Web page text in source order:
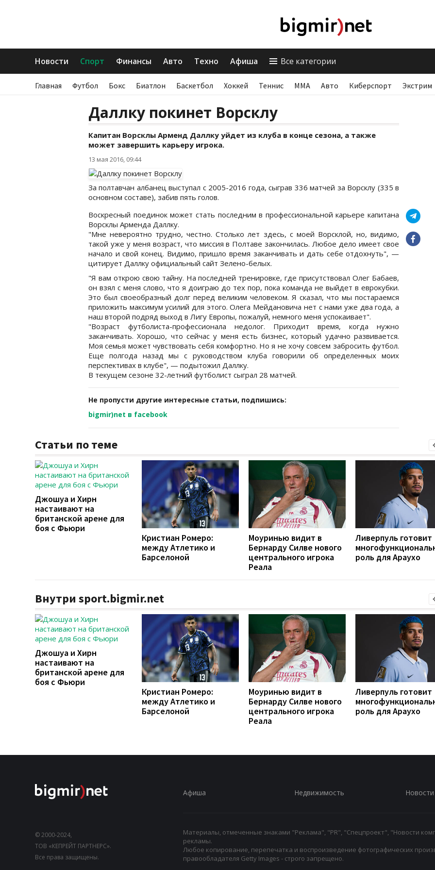
Новости Спорт Финансы Авто Техно Афиша Все категории
Главная Футбол Бокс Биатлон Баскетбол Хоккей Теннис ММА Авто Киберспорт Экстрим
Даллку покинет Ворсклу
Капитан Ворсклы Арменд Даллку уйдет из клуба в конце сезона, а также
может завершить карьеру игрока.
13 мая 2016, 09:44
За полтавчан албанец выступал с 2005-2016 года, сыграв 336 матчей за Ворсклу (335 в
основном составе), забив пять голов.
Воскресный поединок может стать последним в профессиональной карьере капитана
Ворсклы Арменда Даллку.
"Мне невероятно трудно, честно. Столько лет здесь, с моей Ворсклой, но, видимо,
такой уже у меня возраст, что миссия в Полтаве закончилась. Любое дело имеет свое
начало и свой конец. Видимо, пришло время заканчивать и дать себе отдохнуть", —
цитирует Даллку официальный сайт Зелено-белых.
"Я вам открою свою тайну. На последней тренировке, где присутствовал Олег Бабаев,
он взял с меня слово, что я доиграю до тех пор, пока команда не выйдет в еврокубки.
Это был своеобразный долг перед великим человеком. Я сказал, что мы постараемся
приложить максимум усилий для этого. Олега Мейдановича нет с нами уже два года, а
наш второй подряд выход в Лигу Европы, пожалуй, немного меня успокаивает".
"Возраст футболиста-профессионала недолог. Приходит время, когда нужно
заканчивать. Хорошо, что сейчас у меня есть бизнес, который удачно развивается.
Моя семья может чувствовать себя комфортно. Но я не хочу совсем забросить футбол.
Еще полгода назад мы с руководством клуба говорили об определенных моих
перспективах в клубе", — подытожил Даллку.
В текущем сезоне 32-летний футболист сыграл 28 матчей.
Не пропусти другие интересные статьи, подпишись:
bigmir)net в facebook
Статьи по теме
Джошуа и Хирн
настаивают на
британской арене для
боя с Фьюри
Кристиан Ромеро:
между Атлетико и
Барселоной
Моуринью видит в
Бернарду Силве нового
центрального игрока
Реала
Ливерпуль готовит
роль для Араухо
Внутри sport.bigmir.net
Джошуа и Хирн
настаивают на
британской арене для
боя с Фьюри
Кристиан Ромеро:
между Атлетико и
Барселоной
Моуринью видит в
Бернарду Силве нового
центрального игрока
Реала
Ливерпуль готовит
роль для Араухо
© 2000-2024,
ТОВ «КЕПРЕЙТ ПАРТНЕРС».
Все права защищены.
Афиша Недвижимость Новости
Материалы, отмеченные знаками "Реклама", "PR", "Спецпроект", "Новости
рекламы.
Любое копирование, перепечатка и воспроизведение фотографических
правообладателя Getty Images - строго запрещено.